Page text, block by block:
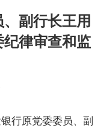
副行长王用
律审查和监
行原党委委员、副